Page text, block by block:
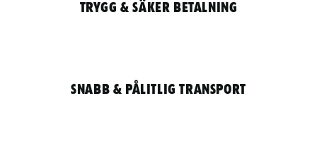
Trygg & säker betalning
Snabb & pålitlig transport